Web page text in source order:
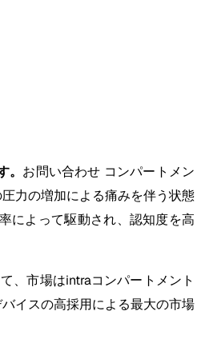
お問い合わせ コンパートメン
力の増加による痛みを伴う状態
によって駆動され、認知度を高
、市場はintraコンパートメント
イスの高採用による最大の市場